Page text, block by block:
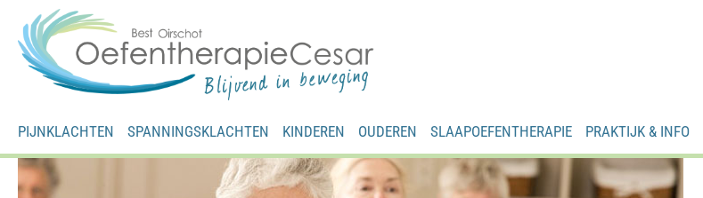
PIJNKLACHTEN SPANNINGSKLACHTEN KINDEREN OUDEREN SLAAPOEFENTHERAPIE PRAKTIJK & INFO